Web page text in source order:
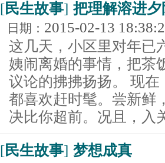
[民生故事] 把理解溶进夕
日期： 2015-02-13
这几天，小区里对年已
姨闹离婚的事情，把茶
议论的拂拂扬扬。 现
都喜欢赶时髦。尝新鲜
决比你超前。况且，入
[民生故事] 梦想成真